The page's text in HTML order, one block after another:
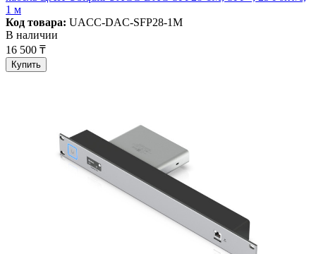
1 м
Код товара: UACC-DAC-SFP28-1M
В наличии
16 500 ₸
Купить